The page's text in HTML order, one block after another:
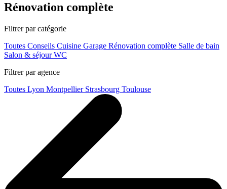
Rénovation complète
Filtrer par catégorie
Toutes Conseils Cuisine Garage Rénovation complète Salle de bain
Salon & séjourWC
Filtrer par agence
Toutes Lyon Montpellier Strasbourg Toulouse